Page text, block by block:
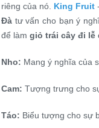
riêng của nó. King Fruit
Đà tư vấn cho bạn ý
để làm giỏ trái cây đi lễ
Nho: Mang ý nghĩa của
Cam: Tượng trưng cho
Táo: Biểu tượng cho sự